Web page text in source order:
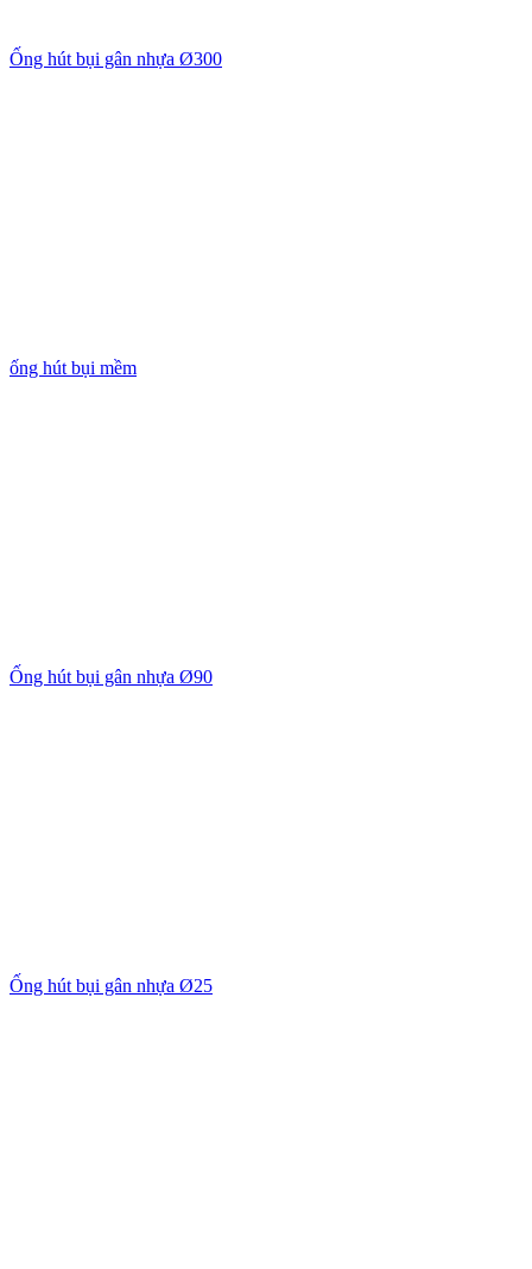
Ống hút bụi gân nhựa Ø300
ống hút bụi mềm
Ống hút bụi gân nhựa Ø90
Ống hút bụi gân nhựa Ø25